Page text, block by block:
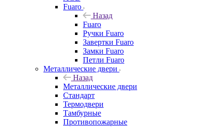
Fuaro
Назад
Fuaro
Ручки Fuaro
Завертки Fuaro
Замки Fuaro
Петли Fuaro
Металлические двери
Назад
Металлические двери
Стандарт
Термодвери
Тамбурные
Противопожарные